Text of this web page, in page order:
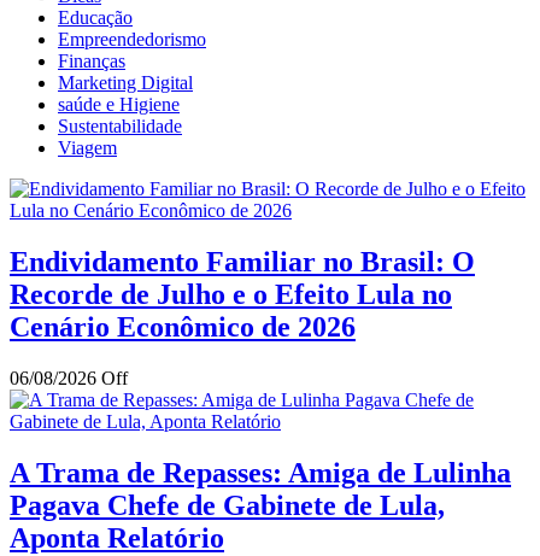
Educação
Empreendedorismo
Finanças
Marketing Digital
saúde e Higiene
Sustentabilidade
Viagem
Endividamento Familiar no Brasil: O
Recorde de Julho e o Efeito Lula no
Cenário Econômico de 2026
06/08/2026 Off
A Trama de Repasses: Amiga de Lulinha
Pagava Chefe de Gabinete de Lula,
Aponta Relatório